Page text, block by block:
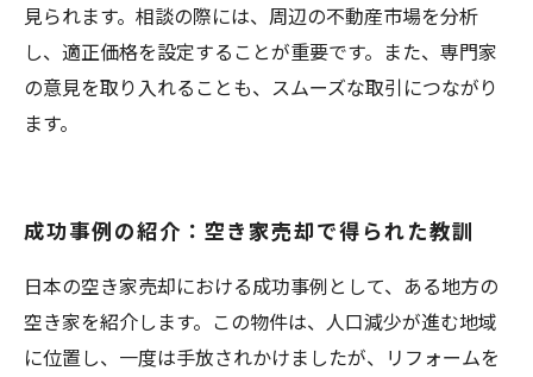
見られます。相談の際には、周辺の不動産市場を分析
し、適正価格を設定することが重要です。また、専門家
の意見を取り入れることも、スムーズな取引につながり
ます。
成功事例の紹介：空き家売却で得られた教訓
日本の空き家売却における成功事例として、ある地方の
空き家を紹介します。この物件は、人口減少が進む地域
に位置し、一度は手放されかけましたが、リフォームを